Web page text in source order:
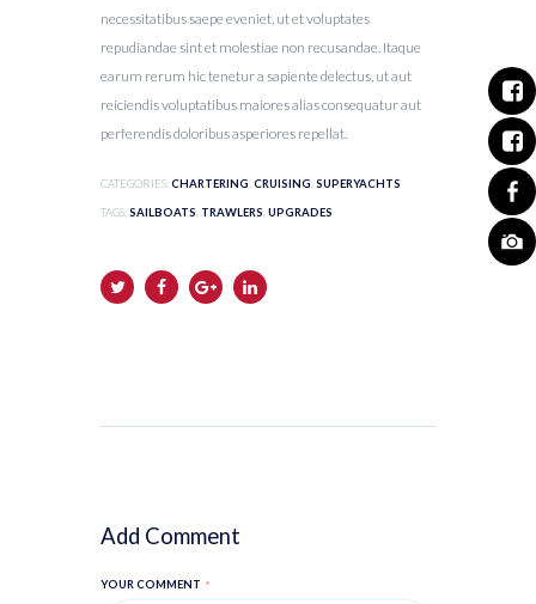
necessitatibus saepe eveniet, ut et voluptates
repudiandae sint et molestiae non recusandae. Itaque
earum rerum hic tenetur a sapiente delectus, ut aut
reiciendis voluptatibus maiores alias consequatur aut
perferendis doloribus asperiores repellat.
CATEGORIES:CHARTERING CRUISING SUPERYACHTS
TAGS:SAILBOATS TRAWLERS UPGRADES
Add Comment
YOUR COMMENT